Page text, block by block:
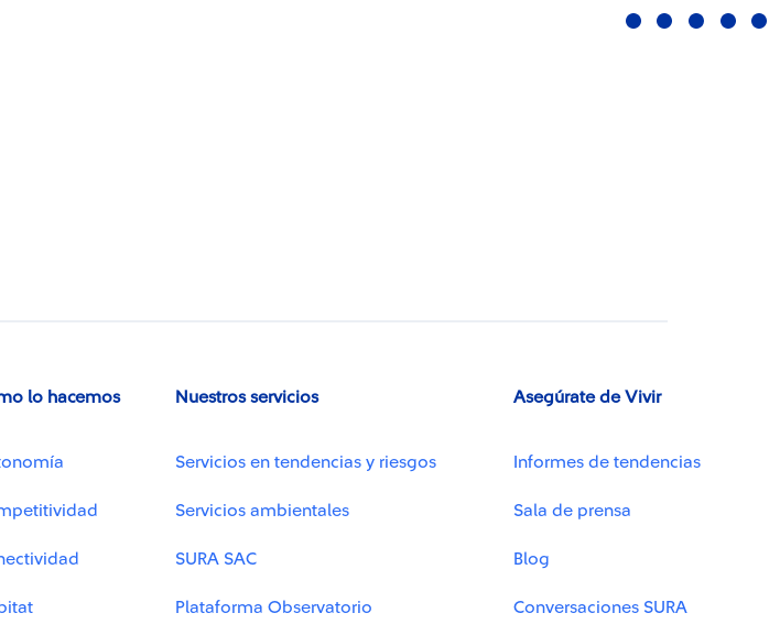
lo hacemos Nuestros servicios
Servicios en tendencias y riesgos
Servicios ambientales
SURA SAC
Plataforma Observatorio
Asegúrate de Vivir
Informes de tendencias
Sala de prensa
Blog
Conversaciones SURA